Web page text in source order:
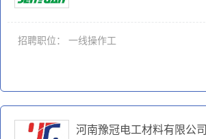
招聘职位： 一线操作工
河南豫冠电工材料有限公司